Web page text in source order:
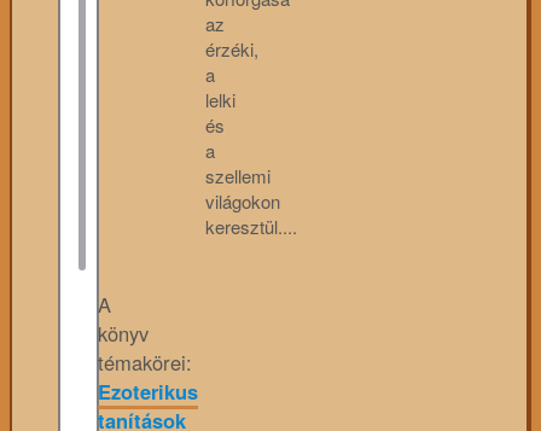
az
érzéki,
a
lelki
és
a
szellemi
világokon
keresztül....
A
könyv
témakörei:
Ezoterikus
tanítások